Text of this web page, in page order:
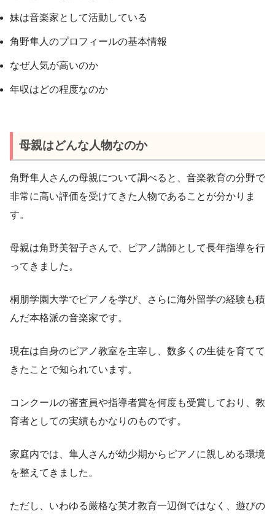
妹は音楽家として活動している
角野隼人のプロフィールの基本情報
なぜ人気が高いのか
年収はどの程度なのか
母親はどんな人物なのか
角野隼人さんの母親について調べると、音楽教育の分野で
非常に高い評価を受けてきた人物であることが分かりま
す。
母親は角野美智子さんで、ピアノ講師として長年指導を行
ってきました。
桐朋学園大学でピアノを学び、さらに海外留学の経験も積
んだ本格派の音楽家です。
現在は自身のピアノ教室を主宰し、数多くの生徒を育てて
きたことで知られています。
コンクールの審査員や指導者賞を何度も受賞しており、教
育者としての実績もかなりのものです。
家庭内では、隼人さんが幼少期からピアノに親しめる環境
を整えてきました。
ただし、いわゆる厳格な英才教育一辺倒ではなく、遊びの